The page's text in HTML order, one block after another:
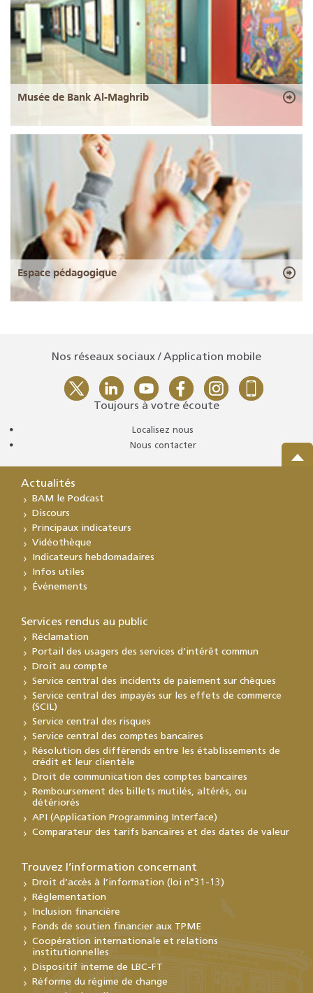
Musée de Bank Al-Maghrib
Espace pédagogique
Nos réseaux sociaux / Application mobile
Toujours à votre écoute
Localisez nous
Nous contacter
Actualités
BAM le Podcast
Discours
Principaux indicateurs
Vidéothèque
Indicateurs hebdomadaires
Infos utiles
Événements
Services rendus au public
Réclamation
Portail des usagers des services d’intérêt commun
Droit au compte
Service central des incidents de paiement sur chèques
Service central des impayés sur les effets de commerce
(SCIL)
Service central des risques
Service central des comptes bancaires
Résolution des différends entre les établissements de
crédit et leur clientèle
Droit de communication des comptes bancaires
Remboursement des billets mutilés, altérés, ou
détériorés
API (Application Programming Interface)
Comparateur des tarifs bancaires et des dates de valeur
Trouvez l’information concernant
Droit d’accès à l’information (loi n°31-13)
Réglementation
Inclusion financière
Fonds de soutien financier aux TPME
Coopération internationale et relations
institutionnelles
Dispositif interne de LBC-FT
Réforme du régime de change